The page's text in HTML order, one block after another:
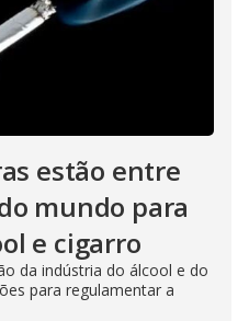
estão entre
mundo para
e cigarro
da indústria do álcool e do
para regulamentar a